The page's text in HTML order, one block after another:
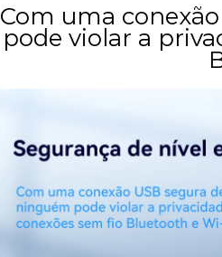
Com uma
pode violar a